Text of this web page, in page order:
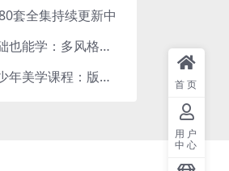
套全集持续更新中
零基础也能学：多风格人像摄影系统课
召物少年美学课程：版式与视觉第五期 首页
用户
中心